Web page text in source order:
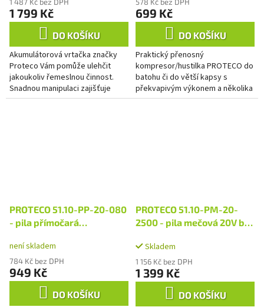
1 799 Kč
DO KOŠÍKU
Akumulátorová vrtačka značky
Proteco Vám pomůže ulehčit
jakoukoliv řemeslnou činnost.
Snadnou manipulaci zajišťuje
rychloupínací sklíčidlo (2-13 mm).
699 Kč
DO KOŠÍKU
Praktický přenosný
kompresor/hustilka PROTECO do
batohu či do větší kapsy s
překvapivým výkonem a několika
dalšími užitečnými funkcemi, díky
PROTECO 51.10-PP-20-080
- pila přímočará
aku
není skladem
784 Kč bez DPH
949 Kč
DO KOŠÍKU
PROTECO 51.10-PM-20-
2500 - pila mečová 20V bez
Skladem
1 156 Kč bez DPH
1 399 Kč
DO KOŠÍKU